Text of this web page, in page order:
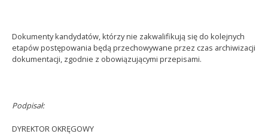
Dokumenty kandydatów, którzy nie zakwalifikują się do kolejnych
etapów postępowania będą przechowywane przez czas archiwizacji
dokumentacji, zgodnie z obowiązującymi przepisami.
Podpisał:
DYREKTOR OKRĘGOWY